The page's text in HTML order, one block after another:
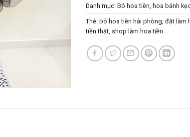
Danh mục: Bó hoa tiền, hoa bánh
Thẻ: bó hoa tiền hải phòng đặt làm
tiền thật shop làm hoa tiền